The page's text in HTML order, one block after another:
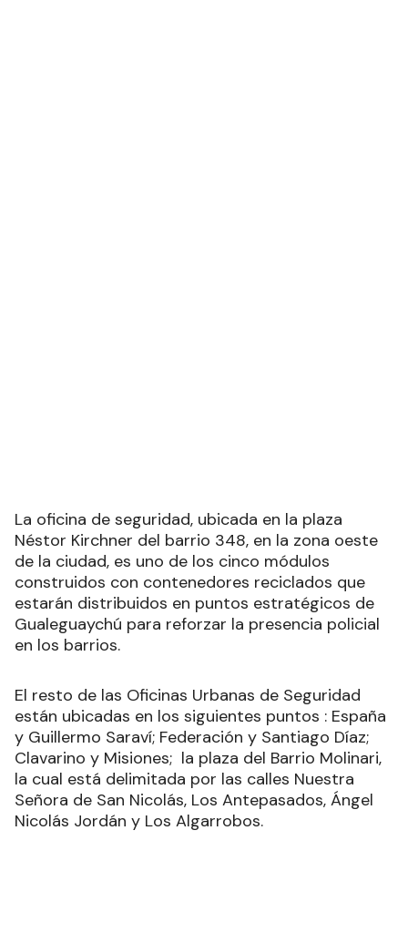
La oficina de seguridad, ubicada en la plaza
Néstor Kirchner del barrio 348, en la zona oeste
de la ciudad, es uno de los cinco módulos
construidos con contenedores reciclados que
estarán distribuidos en puntos estratégicos de
Gualeguaychú para reforzar la presencia policial
en los barrios.
El resto de las Oficinas Urbanas de Seguridad
están ubicadas en los siguientes puntos : España
y Guillermo Saraví; Federación y Santiago Díaz;
Clavarino y Misiones; la plaza del Barrio Molinari,
la cual está delimitada por las calles Nuestra
Señora de San Nicolás, Los Antepasados, Ángel
Nicolás Jordán y Los Algarrobos.